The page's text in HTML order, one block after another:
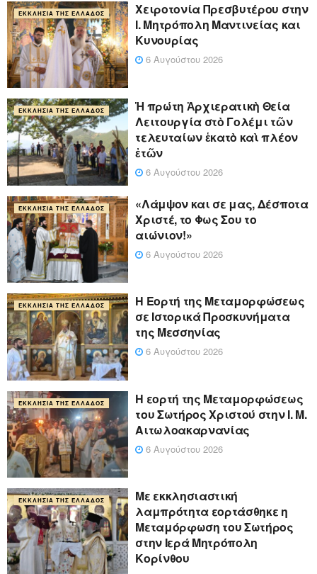
ΕΚΚΛΗΣΊΑ ΤΗΣ ΕΛΛΆΔΟΣ
Xειροτονία Πρεσβυτέρου στην
Ι. Μητρόπολη Μαντινείας και
Κυνουρίας
6 Αυγούστου 2026
ΕΚΚΛΗΣΊΑ ΤΗΣ ΕΛΛΆΔΟΣ
Ἡ πρώτη Ἀρχιερατικὴ Θεία
Λειτουργία στὸ Γολέμι τῶν
τελευταίων ἑκατὸ καὶ πλέον
ἐτῶν
6 Αυγούστου 2026
ΕΚΚΛΗΣΊΑ ΤΗΣ ΕΛΛΆΔΟΣ
«Λάμψον και σε μας, Δέσποτα
Χριστέ, το Φως Σου το
αιώνιον!»
6 Αυγούστου 2026
ΕΚΚΛΗΣΊΑ ΤΗΣ ΕΛΛΆΔΟΣ
Η Εορτή της Μεταμορφώσεως
σε Ιστορικά Προσκυνήματα
της Μεσσηνίας
6 Αυγούστου 2026
ΕΚΚΛΗΣΊΑ ΤΗΣ ΕΛΛΆΔΟΣ
Η εορτή της Μεταμορφώσεως
του Σωτήρος Χριστού στην Ι. Μ.
Αιτωλοακαρνανίας
6 Αυγούστου 2026
ΕΚΚΛΗΣΊΑ ΤΗΣ ΕΛΛΆΔΟΣ
Με εκκλησιαστική
λαμπρότητα εορτάσθηκε η
Μεταμόρφωση του Σωτήρος
στην Ιερά Μητρόπολη
Κορίνθου